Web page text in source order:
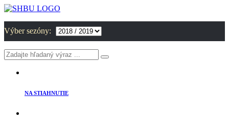
Výber sezóny:
NA STIAHNUTIE